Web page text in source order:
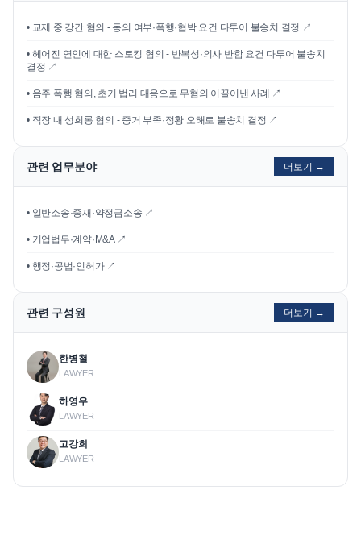
• 교제 중 강간 혐의 - 동의 여부·폭행·협박 요건 다투어 불송치 결정 ↗
• 헤어진 연인에 대한 스토킹 혐의 - 반복성·의사 반함 요건 다투어 불송치
결정 ↗
• 음주 폭행 혐의, 초기 법리 대응으로 무혐의 이끌어낸 사례 ↗
• 직장 내 성희롱 혐의 - 증거 부족·정황 오해로 불송치 결정 ↗
관련 업무분야 더보기 →
• 일반소송·중재·약정금소송 ↗
• 기업법무·계약·M&A ↗
• 행정·공법·인허가 ↗
관련 구성원 더보기 →
한병철
LAWYER
하영우
LAWYER
고강희
LAWYER